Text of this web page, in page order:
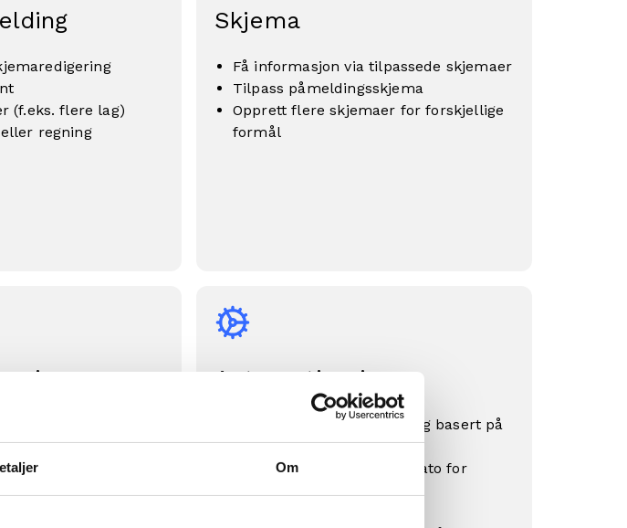
Om
(f.eks. flere lag)
regning
Skjema
Få informasjon via tilpassede skjemaer
Tilpass påmeldingsskjema
Opprett flere skjemaer for forskjellige
formål
av samtykke
Automatiseringer
Flytt medlemmer rundt lag basert på
alder
Send melding om utløpsdato for